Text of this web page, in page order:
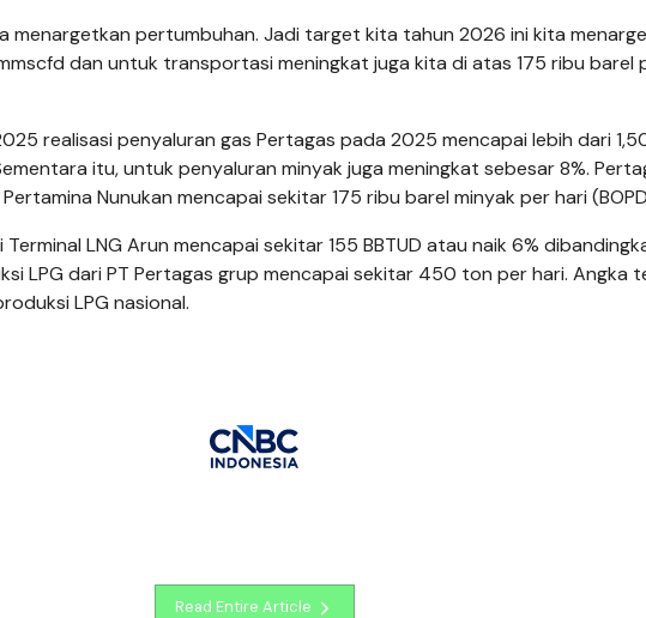
menargetkan pertumbuhan. Jadi target kita tahun 2026 ini kita
dan untuk transportasi meningkat juga kita di atas 175 ribu barel
realisasi penyaluran gas Pertagas pada 2025 mencapai lebih dari
itu, untuk penyaluran minyak juga meningkat sebesar 8%.
Nunukan mencapai sekitar 175 ribu barel minyak per hari
LNG Arun mencapai sekitar 155 BBTUD atau naik 6%
LPG dari PT Pertagas grup mencapai sekitar 450 ton per hari. Angka
LPG nasional.
Read Entire Article